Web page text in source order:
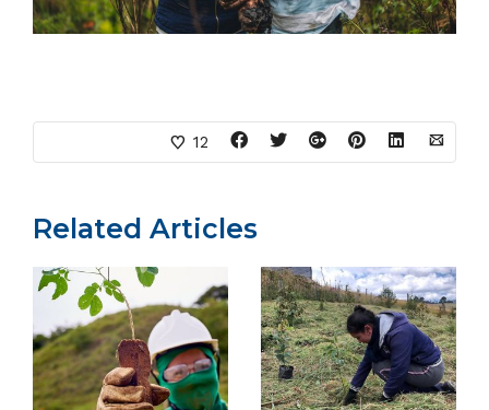
12
Related Articles